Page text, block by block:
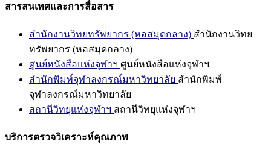
สารสนเทศและการสื่อสาร
สำนักงานวิทยทรัพยากร (หอสมุดกลาง) สำนักงานวิทย
ทรัพยากร (หอสมุดกลาง)
ศูนย์หนังสือแห่งจุฬาฯ ศูนย์หนังสือแห่งจุฬาฯ
สำนักพิมพ์จุฬาลงกรณ์มหาวิทยาลัย สำนักพิมพ์
จุฬาลงกรณ์มหาวิทยาลัย
สถานีวิทยุแห่งจุฬาฯ สถานีวิทยุแห่งจุฬาฯ
บริการตรวจวิเคราะห์คุณภาพ